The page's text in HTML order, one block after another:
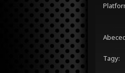
Tagy: